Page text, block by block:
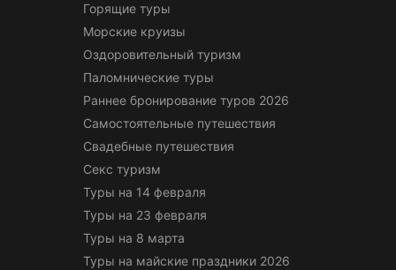
Горящие туры
Морские круизы
Оздоровительный туризм
Паломнические туры
Раннее бронирование туров 2026
Самостоятельные путешествия
Свадебные путешествия
Секс туризм
Туры на 14 февраля
Туры на 23 февраля
Туры на 8 марта
Туры на майские праздники 2026